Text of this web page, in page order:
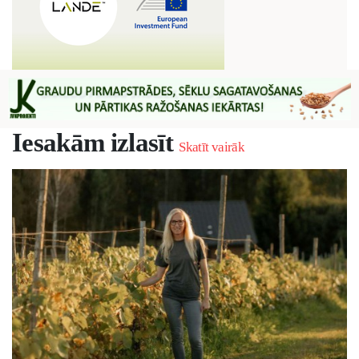
Iesakām izlasīt Skatīt vairāk